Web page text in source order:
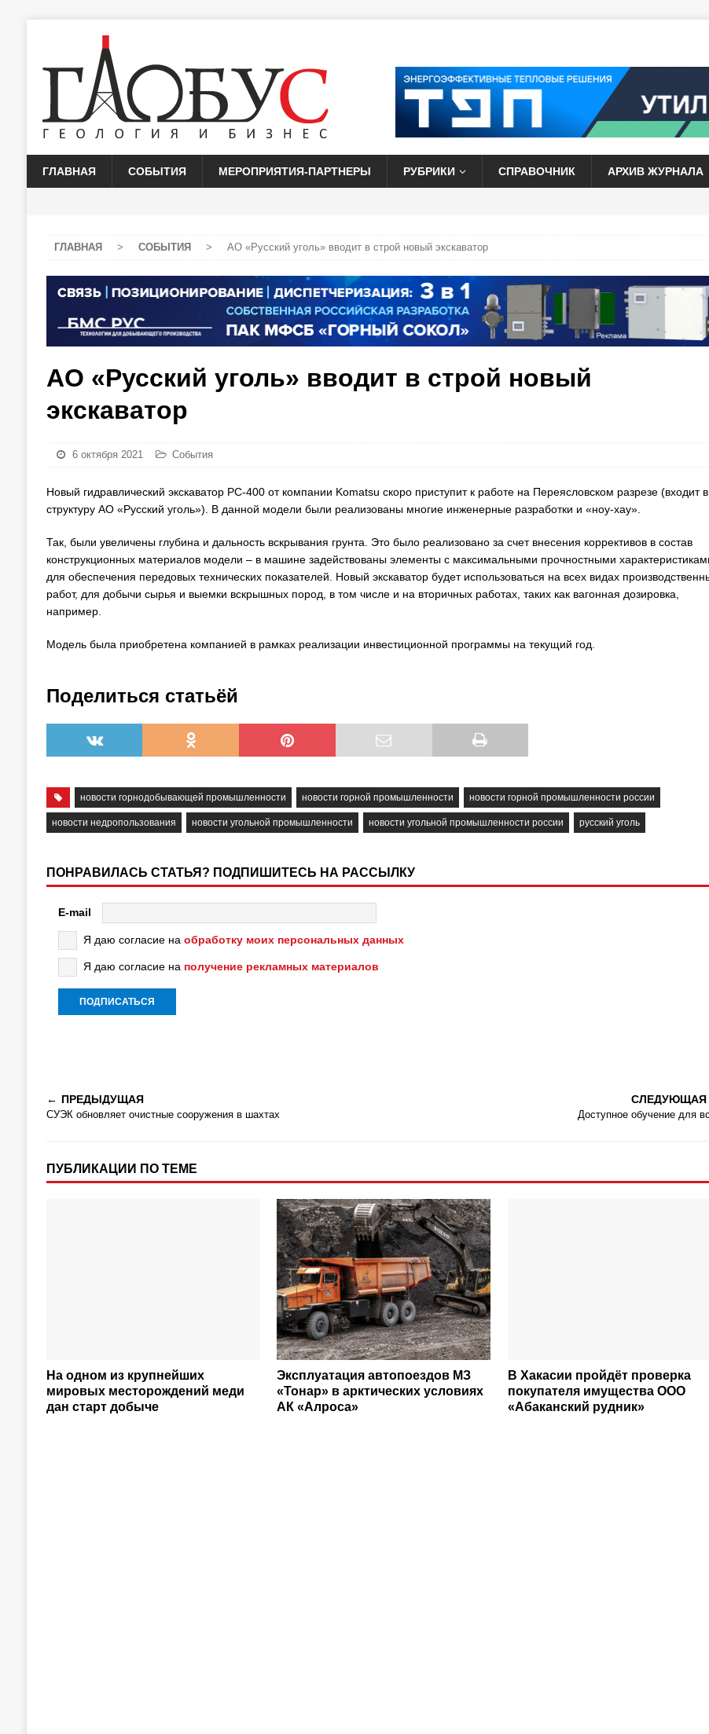
ГЛАВНАЯ СОБЫТИЯ МЕРОПРИЯТИЯ-ПАРТНЕРЫ РУБРИКИ СПРАВОЧНИК АРХИВ ЖУРНАЛА
ГЛАВНАЯ > СОБЫТИЯ > АО «Русский уголь» вводит в строй новый экскаватор
АО «Русский уголь» вводит в строй новый
экскаватор
6 октября 2021 События
Новый гидравлический экскаватор PC-400 от компании Komatsu скоро приступит к работе на Переясловском разрезе (входит в
структуру АО «Русский уголь»). В данной модели были реализованы многие инженерные разработки и «ноу-хау».
Так, были увеличены глубина и дальность вскрывания грунта. Это было реализовано за счет внесения коррективов в состав
конструкционных материалов модели – в машине задействованы элементы с максимальными прочностными
для обеспечения передовых технических показателей. Новый экскаватор будет использоваться на всех видах
работ, для добычи сырья и выемки вскрышных пород, в том числе и на вторичных работах, таких как вагонная дозировка,
например.
Модель была приобретена компанией в рамках реализации инвестиционной программы на текущий год.
Поделиться статьёй
новости горнодобывающей промышленности новости горной промышленности новости горной промышленности россии
новости недропользования новости угольной промышленности новости угольной промышленности россии русский уголь
ПОНРАВИЛАСЬ СТАТЬЯ? ПОДПИШИТЕСЬ НА РАССЫЛКУ
E-mail
Я даю согласие на обработку моих персональных данных
Я даю согласие на получение рекламных материалов
ПРЕДЫДУЩАЯ
СУЭК обновляет очистные сооружения в шахтах
СЛЕДУЮЩАЯ
Доступное обучение для
ПУБЛИКАЦИИ ПО ТЕМЕ
На одном из крупнейших
мировых месторождений меди
дан старт добыче
Эксплуатация автопоездов МЗ
«Тонар» в арктических условиях
АК «Алроса»
В Хакасии пройдёт проверка
покупателя имущества ООО
«Абаканский рудник»